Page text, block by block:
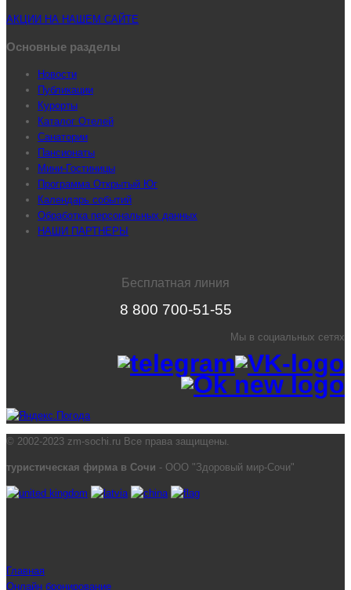
АКЦИИ НА НАШЕМ САЙТЕ
Основные разделы
Новости
Публикации
Курорты
Каталог Отелей
Санатории
Пансионаты
Мини-Гостиницы
Программа Открытый Юг
Календарь событий
Обработка персональных данных
НАШИ ПАРТНЕРЫ
Бесплатная линия
8 800 700-51-55
Мы в социальных сетях
© 2002-2023 zm-sochi.ru Все права защищены.
туристическая фирма в Сочи - ООО "Здоровый мир-Сочи"
Главная
Онлайн бронирование